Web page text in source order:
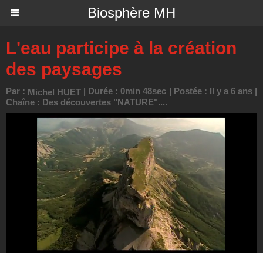
Biosphère MH
L'eau participe à la création
des paysages
Par : Michel HUET | Durée : 0min 48sec | Postée : Il y a 6 ans |
Chaîne : Des découvertes "NATURE"....